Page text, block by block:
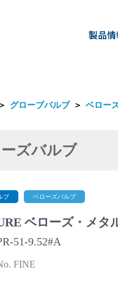
製品情
＞ グローブバルブ ＞ ベロー
ズバルブ
ブ ベローズバルブ
ベローズ・メタ
51-9.52#A
FINE